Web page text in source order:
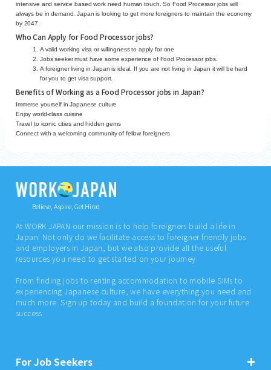
intensive and service based work need human touch. So Food Processor jobs will
always be in demand. Japan is looking to get more foreigners to maintain the economy
by 2047.
Who Can Apply for Food Processor jobs?
A valid working visa or willingness to apply for one
Jobs seeker must have some experience of Food Processor jobs.
A foreigner living in Japan is ideal. If you are not living in Japan it will be hard
for you to get visa support.
Benefits of Working as a Food Processor jobs in Japan?
Immerse yourself in Japanese culture
Enjoy world-class cuisine
Travel to iconic cities and hidden gems
Connect with a welcoming community of fellow foreigners
Believe, Aspire, Get Hired
At WORK JAPAN our mission is to help foreigners build a life in
Japan. Not only do we facilitate access to foreigner friendly jobs
and employers in Japan, but we also provide all the useful
resources you need to get started on your journey.
From finding jobs to renting accommodation to mobile SIMs to
experiencing Japanese culture, we have everything you need and
much more. Sign up today and build a foundation for your future
success.
For Job Seekers